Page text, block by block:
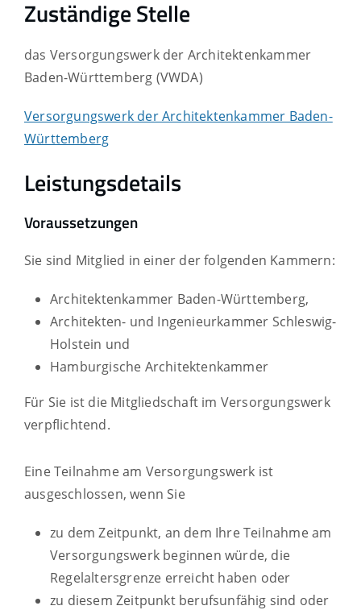
Zuständige Stelle
das Versorgungswerk der Architektenkammer
Baden-Württemberg (VWDA)
Versorgungswerk der Architektenkammer Baden-
Württemberg
Leistungsdetails
Voraussetzungen
Sie sind Mitglied in einer der folgenden Kammern:
Architektenkammer Baden-Württemberg,
Architekten- und Ingenieurkammer Schleswig-
Holstein und
Hamburgische Architektenkammer
Für Sie ist die Mitgliedschaft im Versorgungswerk
verpflichtend.
Eine Teilnahme am Versorgungswerk ist
ausgeschlossen, wenn Sie
zu dem Zeitpunkt, an dem Ihre Teilnahme am
Versorgungswerk beginnen würde, die
Regelaltersgrenze erreicht haben oder
zu diesem Zeitpunkt berufsunfähig sind oder